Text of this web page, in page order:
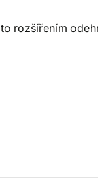
rozšířením